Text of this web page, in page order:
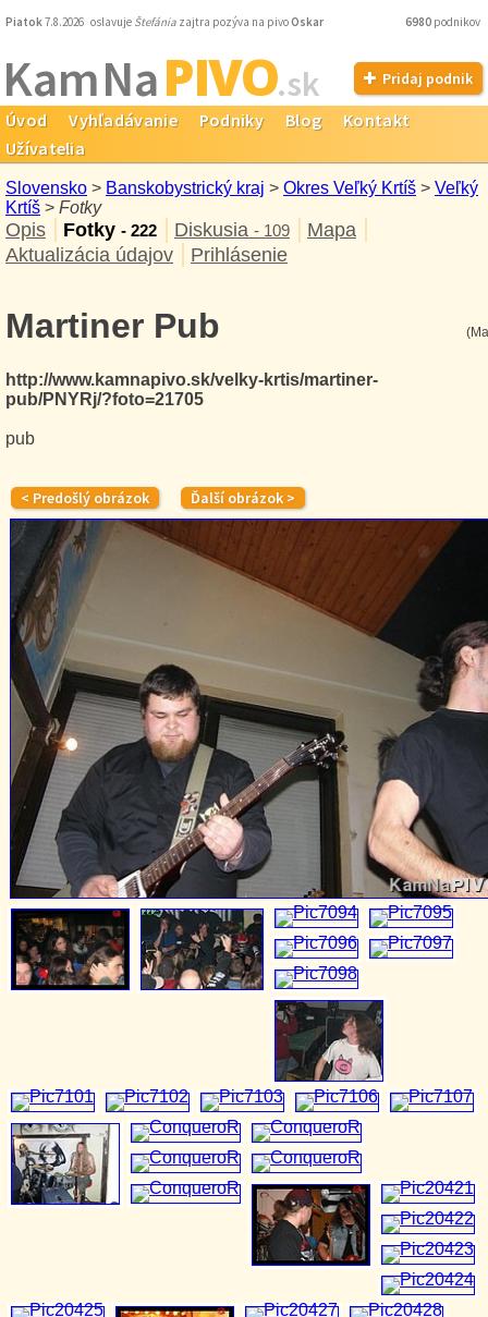
Piatok7.8.2026 oslavuje Štefánia zajtra pozýva na pivoOskar 6980 podnikov
Kam NaPIVO.sk Pridaj podnik
Úvod Vyhľadávanie Podniky Blog
Kontakt
Užívatelia
Slovensko > Banskobystrický kraj > Okres Veľký Krtíš > Veľký
Krtíš > Fotky
Opis Fotky - 222 Diskusia - 109
Mapa
Aktualizácia údajov
Prihlásenie
Martiner Pub
http://www.kamnapivo.sk/velky-krtis/martiner-
pub/PNYRj/?foto=21705
pub